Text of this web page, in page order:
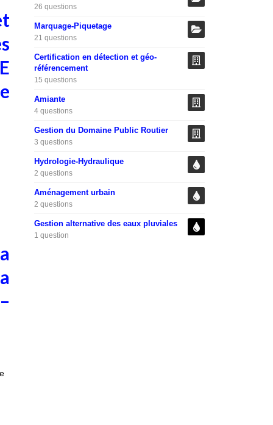
26 questions
Marquage-Piquetage
21 questions
Certification en détection et géo-
référencement
15 questions
Amiante
4 questions
Gestion du Domaine Public Routier
3 questions
Hydrologie-Hydraulique
2 questions
Aménagement urbain
2 questions
Gestion alternative des eaux pluviales
1 question